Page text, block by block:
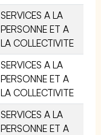
SERVICES A LA
PERSONNE ET A
LA COLLECTIVITE
SERVICES A LA
PERSONNE ET A
LA COLLECTIVITE
SERVICES A LA
PERSONNE ET A